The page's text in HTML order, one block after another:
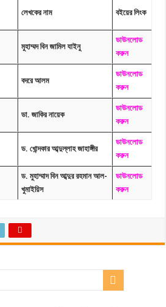
লেখকের নাম বইয়ের লিংক
মুহাম্মদ বিন জামিল যাইনু
ডাউনলোড
করুন
বদরে আলম
ডাউনলোড
করুন
ডা. জাকির নায়েক
ডাউনলোড
করুন
ড. খোন্দকার আব্দুল্লাহ জাহাঙ্গীর
ডাউনলোড
করুন
ড. মুহাম্মাদ বিন আব্দুর রহমান আল-
খুমাইয়িস
ডাউনলোড
করুন